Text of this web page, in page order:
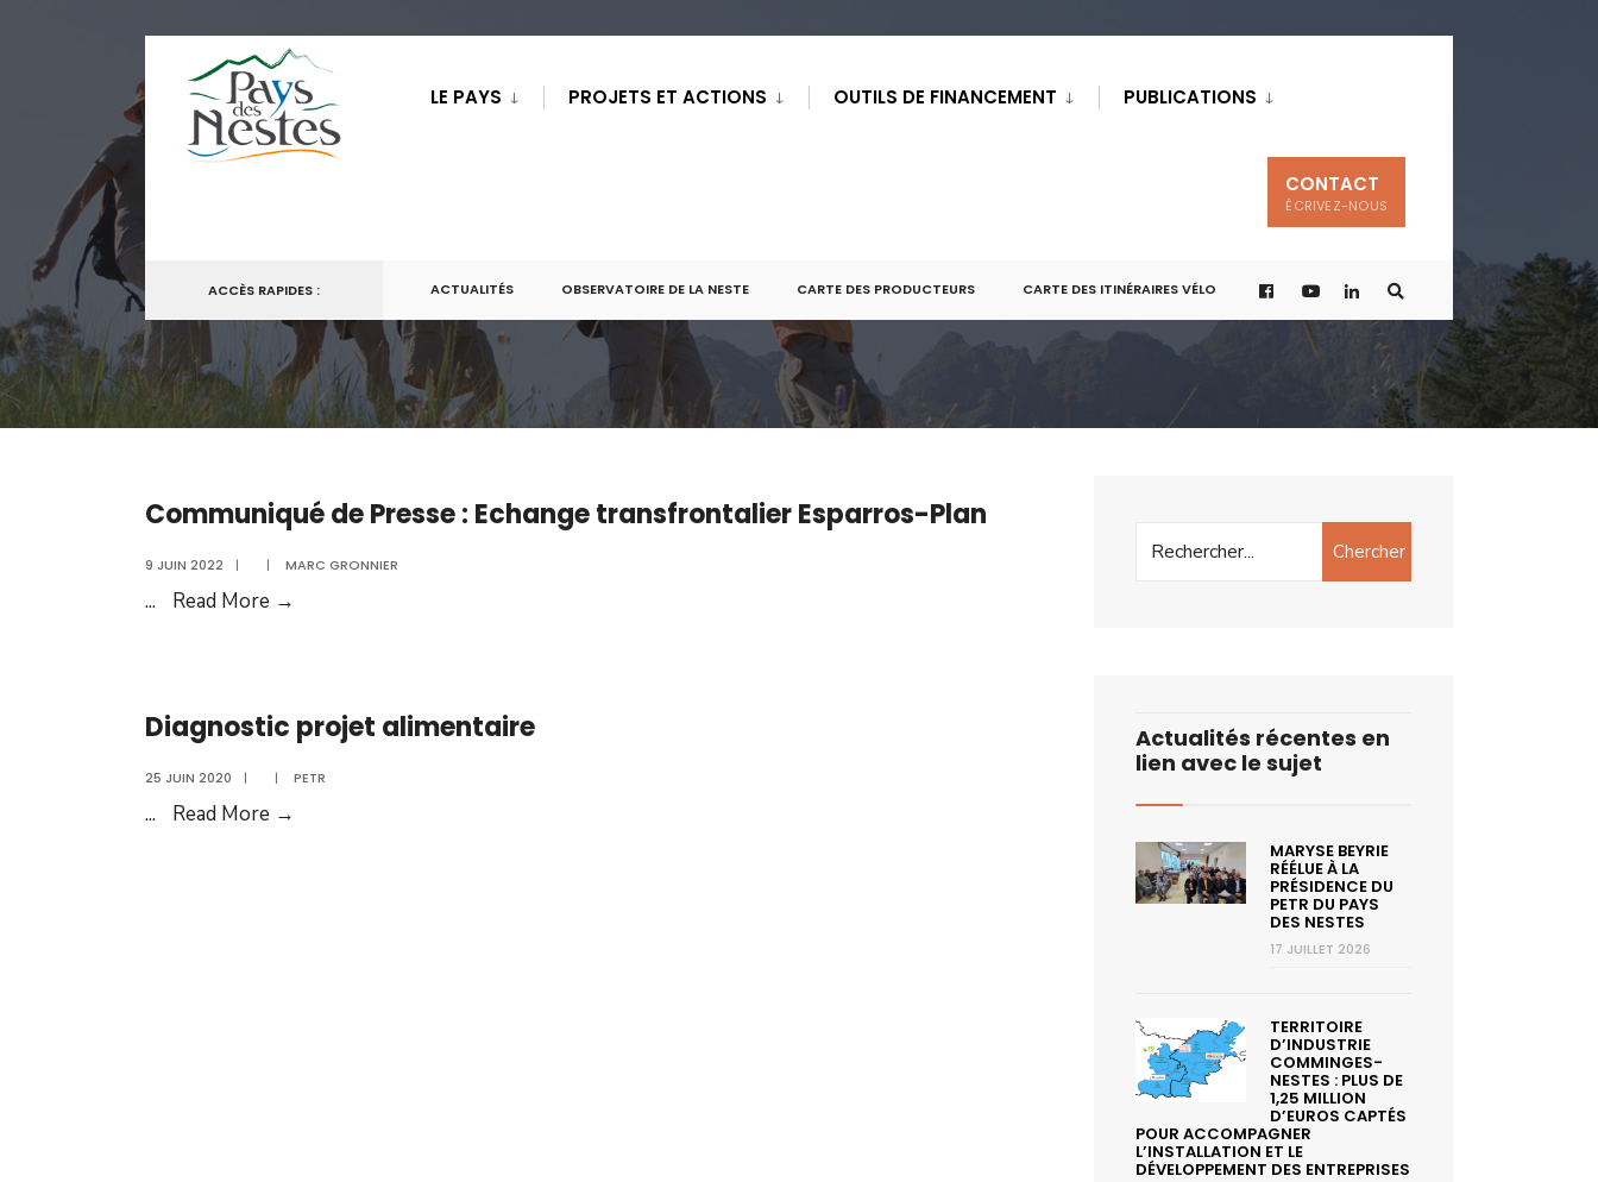
LE PAYS PROJETS ET ACTIONS OUTILS DE FINANCEMENT PUBLICATIONS
CONTACT
ÉCRIVEZ-NOUS
ACCÈS RAPIDES : ACTUALITÉS OBSERVATOIRE DE LA NESTE CARTE DES PRODUCTEURS CARTE DES ITINÉRAIRES VÉLO
Communiqué de Presse : Echange transfrontalier Esparros-Plan
9 JUIN 2022 | | MARC GRONNIER
... Read More →
Diagnostic projet alimentaire
25 JUIN 2020 | | PETR
... Read More →
Chercher
Actualités récentes en
lien avec le sujet
MARYSE BEYRIE
RÉÉLUE À LA
PRÉSIDENCE DU
PETR DU PAYS
DES NESTES
17 JUILLET 2026
TERRITOIRE
D’INDUSTRIE
COMMINGES-
NESTES : PLUS DE
1,25 MILLION
D’EUROS CAPTÉS
POUR ACCOMPAGNER
L’INSTALLATION ET LE
DÉVELOPPEMENT DES ENTREPRISES